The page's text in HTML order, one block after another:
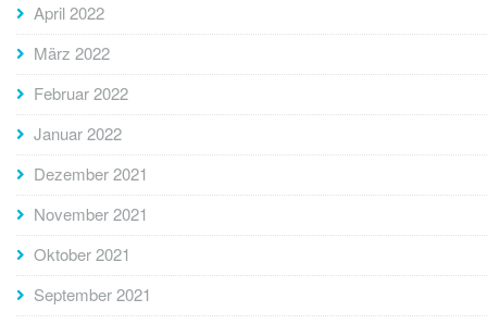
April 2022
März 2022
Februar 2022
Januar 2022
Dezember 2021
November 2021
Oktober 2021
September 2021